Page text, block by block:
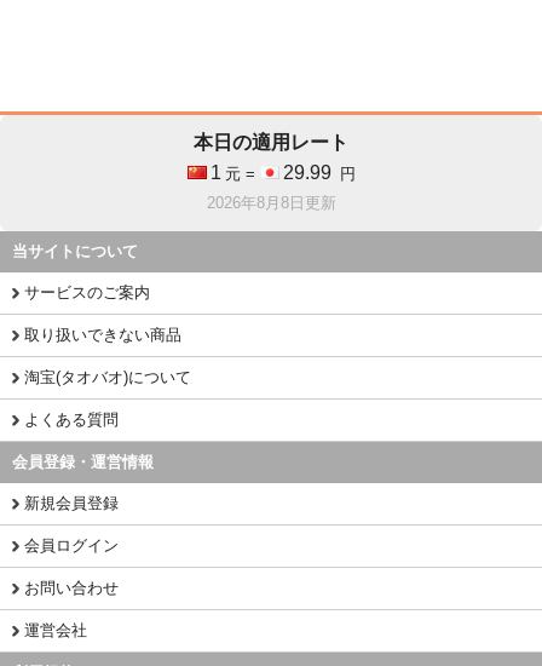
本日の適用レート
1 元 = 29.99
円
2026年8月8日更新
当サイトについて
サービスのご案内
取り扱いできない商品
淘宝(タオバオ)について
よくある質問
会員登録・運営情報
新規会員登録
会員ログイン
お問い合わせ
運営会社